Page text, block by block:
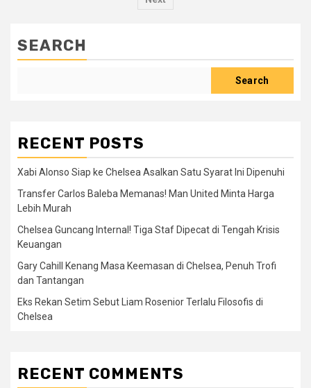
SEARCH
Search
RECENT POSTS
Xabi Alonso Siap ke Chelsea Asalkan Satu Syarat Ini Dipenuhi
Transfer Carlos Baleba Memanas! Man United Minta Harga
Lebih Murah
Chelsea Guncang Internal! Tiga Staf Dipecat di Tengah Krisis
Keuangan
Gary Cahill Kenang Masa Keemasan di Chelsea, Penuh Trofi
dan Tantangan
Eks Rekan Setim Sebut Liam Rosenior Terlalu Filosofis di
Chelsea
RECENT COMMENTS